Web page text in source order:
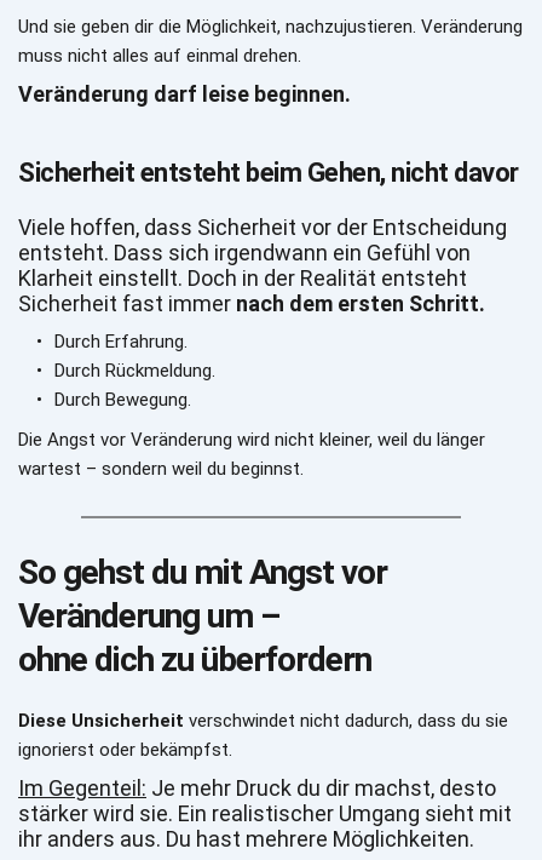
Und sie geben dir die Möglichkeit, nachzujustieren. Veränderung
muss nicht alles auf einmal drehen.
Veränderung darf leise beginnen.
Sicherheit entsteht beim Gehen, nicht davor
Viele hoffen, dass Sicherheit vor der Entscheidung
entsteht. Dass sich irgendwann ein Gefühl von
Klarheit einstellt. Doch in der Realität entsteht
Sicherheit fast immer nach dem ersten Schritt.
Durch Erfahrung.
Durch Rückmeldung.
Durch Bewegung.
Die Angst vor Veränderung wird nicht kleiner, weil du länger
wartest – sondern weil du beginnst.
So gehst du mit Angst vor
Veränderung um –
ohne dich zu überfordern
Diese Unsicherheit verschwindet nicht dadurch, dass du sie
ignorierst oder bekämpfst.
Im Gegenteil: Je mehr Druck du dir machst, desto
stärker wird sie. Ein realistischer Umgang sieht mit
ihr anders aus. Du hast mehrere Möglichkeiten.